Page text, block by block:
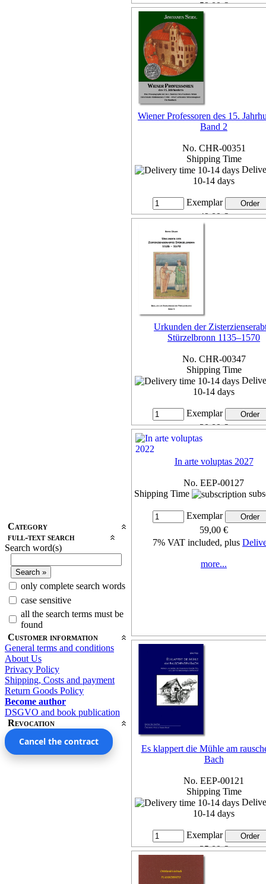
Category
full-text search
Search word(s)
only complete search words
case sensitive
all the search terms must be
found
Customer information
General terms and conditions
About Us
Privacy Policy
Shipping, Costs and payment
Return Goods Policy
Become author
DSGVO and book publication
Revocation
Cancel the contract
59,00 €
7% VAT included, plus
Wiener Professoren des 15.
Band 2
No. CHR-00351
Shipping Time
10-14 days
Exemplar
49,00 €
7% VAT included, plus
Urkunden der
Stürzelbronn 1135–1570
No. CHR-00347
Shipping Time
10-14 days
Exemplar
30,00 €
7% VAT included, plus
more...
In arte voluptas 2027
No. EEP-00127
Shipping Time
Exemplar
59,00 €
7% VAT included, plus
more...
Es klappert die Mühle am
Bach
No. EEP-00121
Shipping Time
10-14 days
Exemplar
35,00 €